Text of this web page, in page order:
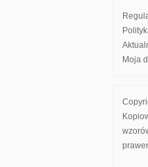
Moja